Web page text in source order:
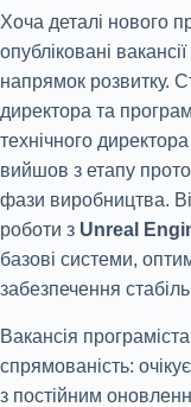
Хоча деталі нового
опубліковані
напрямок розвитку.
директора та
технічного
вийшов з етапу
фази виробництва.
роботи з Unreal
базові системи,
забезпечення
Вакансія
спрямованість:
з постійним